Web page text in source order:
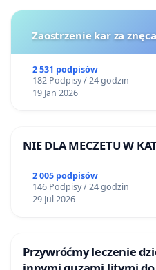
Zaostrzenie kar za
2 531 podpisów
182 Podpisy / 24 godzin
19 Jan 2026
NIE DLA MECZETU W
2 005 podpisów
146 Podpisy / 24 godzin
29 Jul 2026
Przywróćmy leczenie